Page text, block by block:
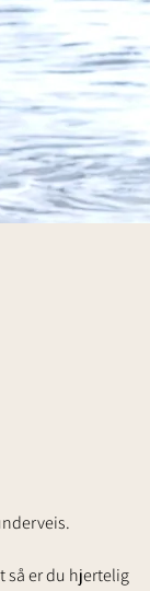
så er du hjertelig